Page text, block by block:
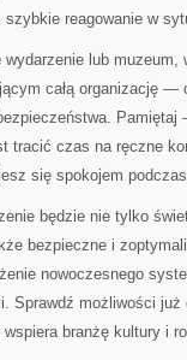
reagowanie w
lub muzeum,
całą organizację —
Pamiętaj
tracić czas na ręczne
się spokojem
będzie nie tylko
bezpieczne i
nowoczesnego
Sprawdź możliwości
wspiera branżę kultury i